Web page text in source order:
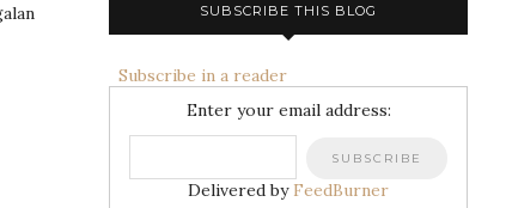
SUBSCRIBE THIS BLOG
Subscribe in a reader
Enter your email address:
Delivered by FeedBurner